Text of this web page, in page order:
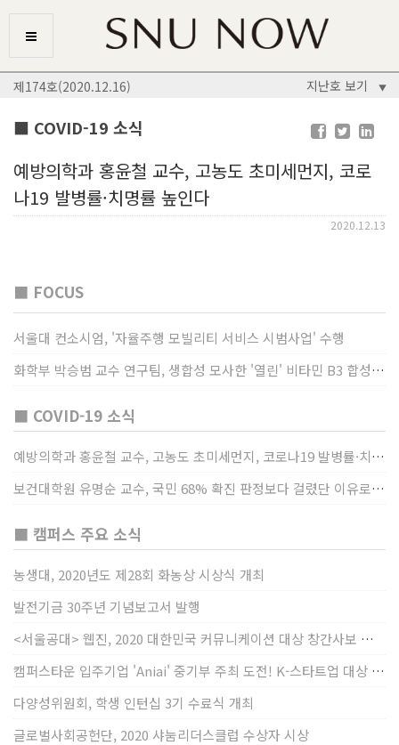
제174호(2020.12.16) 지난호 보기 ▼
■ COVID-19 소식
예방의학과 홍윤철 교수, 고농도 초미세먼지, 코로
나19 발병률·치명률 높인다
2020.12.13
■ FOCUS
서울대 컨소시엄, '자율주행 모빌리티 서비스 시범사업' 수행
화학부 박승범 교수 연구팀, 생합성 모사한 '열린' 비타민 B3 합성법 개발
■ COVID-19 소식
예방의학과 홍윤철 교수, 고농도 초미세먼지, 코로나19 발병률·치명률 높인다
보건대학원 유명순 교수, 국민 68% 확진 판정보다 걸렸단 이유로 비난받는 걸 더 두려해
■ 캠퍼스 주요 소식
농생대, 2020년도 제28회 화농상 시상식 개최
발전기금 30주년 기념보고서 발행
<서울공대> 웹진, 2020 대한민국 커뮤니케이션 대상 창간사보 부문 최우수상 선정
캠퍼스타운 입주기업 'Aniai' 중기부 주최 도전! K-스타트업 대상 수상
다양성위원회, 학생 인턴십 3기 수료식 개최
글로벌사회공헌단, 2020 샤눔리더스클럽 수상자 시상